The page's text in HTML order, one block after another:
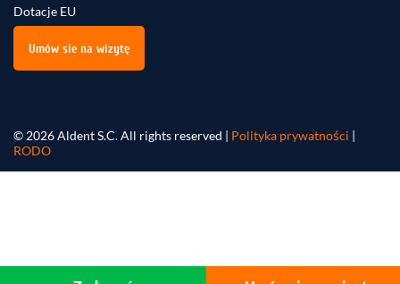
Dotacje EU
Umów sie na wizytę
© 2026 Aldent S.C. All rights reserved | Polityka prywatności |
RODO